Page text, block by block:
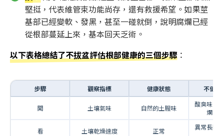
堅挺，代表維管束功能尚存，還有救援希望。如果莖
基部已經變軟、發黑，甚至一碰就倒，說明腐爛已經
從根部蔓延上來，基本回天乏術。
以下表格總結了不拔盆評估根部健康的三個步驟 ：
步驟 觀察指標 健康狀態 不健康
聞 土壤氣味 自然的土腥味
酸臭味、
爛的
看 土壤乾燥速度 正常
異常長時